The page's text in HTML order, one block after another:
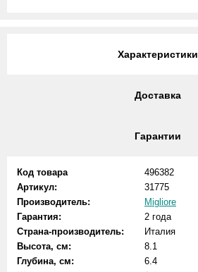
Характеристики
Доставка
Гарантии
Код товара
496382
Артикул:
31775
Производитель:
Migliore
Гарантия:
2 года
Страна-производитель:
Италия
Высота, см:
8.1
Глубина, см:
6.4